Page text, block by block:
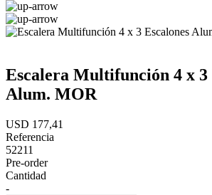
Escalera Multifunción 4 x 3
Alum. MOR
USD 177,41
Referencia
52211
Pre-order
Cantidad
-